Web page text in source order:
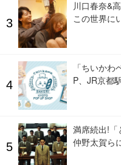
川口春奈&
この世界に
「ちいか
P、JR京都
満席続出!「
仲野太賀ら